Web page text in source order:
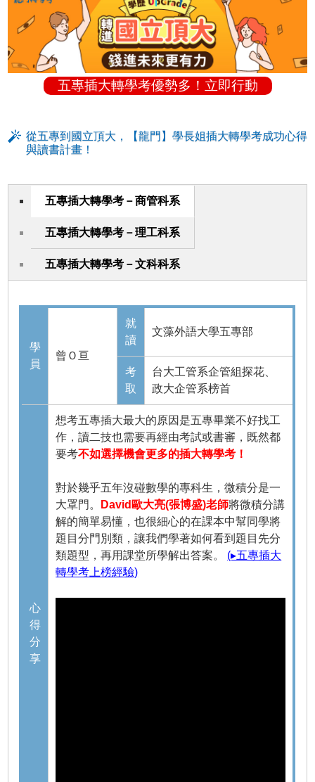
五專插大轉學考優勢多！立即行動
從五專到國立頂大，【龍門】學長姐插大轉學考成功心得
與讀書計畫！
五專插大轉學考－商管科系
五專插大轉學考－理工科系
五專插大轉學考－文科科系
學
員
曾Ｏ亘
就
讀
文藻外語大學五專部
考
取
台大工管系企管組探花、
政大企管系榜首
心
得
分
享
想考五專插大最大的原因是五專畢業不好找工
作，讀二技也需要再經由考試或書審，既然都
要考不如選擇機會更多的插大轉學考！
對於幾乎五年沒碰數學的專科生，微積分是一
大罩門。
David歐大亮(張博盛)老師將微積分講
解的簡單易懂，也很細心的在課本中幫同學將
題目分門別類，讓我們學著如何看到題目先分
類題型，再用課堂所學解出答案。 (▸五專插大
轉學考上榜經驗)